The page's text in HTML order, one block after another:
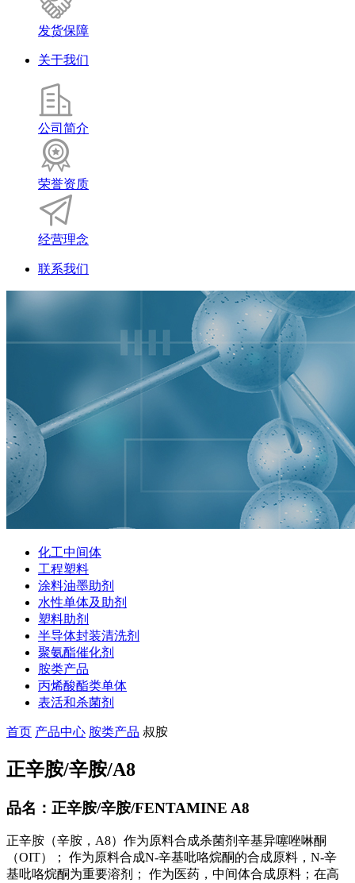
发货保障
关于我们
公司简介
荣誉资质
经营理念
联系我们
化工中间体
工程塑料
涂料油墨助剂
水性单体及助剂
塑料助剂
半导体封装清洗剂
聚氨酯催化剂
胺类产品
丙烯酸酯类单体
表活和杀菌剂
首页 产品中心 胺类产品 叔胺
正辛胺/辛胺/A8
品名：正辛胺/辛胺/FENTAMINE A8
正辛胺（辛胺，A8）作为原料合成杀菌剂辛基异噻唑啉酮
（OIT）； 作为原料合成N-辛基吡咯烷酮的合成原料，N-辛
基吡咯烷酮为重要溶剂； 作为医药，中间体合成原料；在高